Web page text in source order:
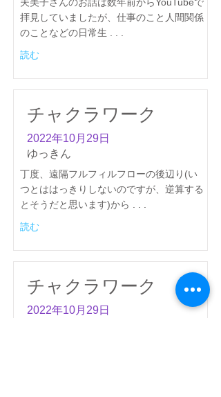
拝見していましたが、仕事のこと人間関係
のことなどの日常生 . . .
読む
チャクラワーク
2022年10月29日
ゆっきん
丁度、遠隔フルフィルフローの後辺り(い
つとははっきりしないのですが、逆算する
とそうだと思います)から . . .
読む
チャクラワーク
2022年10月29日